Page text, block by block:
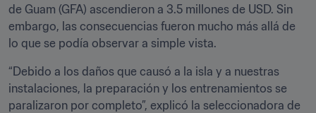
de Guam (GFA) ascendieron a 3.5 millones de USD. Sin
embargo, las consecuencias fueron mucho más allá de
lo que se podía observar a simple vista.
“Debido a los daños que causó a la isla y a nuestras
instalaciones, la preparación y los entrenamientos se
paralizaron por completo”, explicó la seleccionadora de